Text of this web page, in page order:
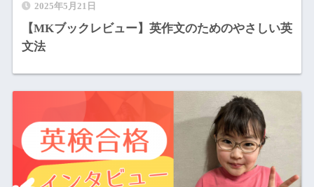
2025年5月21日
【MKブックレビュー】英作文のためのやさしい英
文法